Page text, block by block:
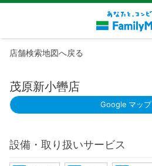
店舗検索地図へ戻る
茂原新小轡店
Google マップ
設備・取り扱いサービス